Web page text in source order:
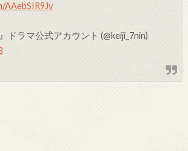
AAebSIR9Jv
ドラマ公式アカウント (@keiji_7nin)